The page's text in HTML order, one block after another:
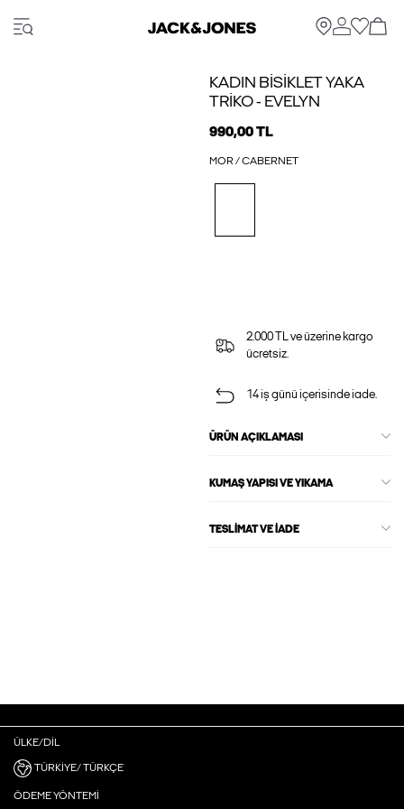
KADIN BISIKLET YAKA
TRIKO - EVELYN
990,00 TL
MOR / CABERNET
2.000 TL ve üzerine kargo
ücretsiz.
14 iş günü içerisinde iade.
ÜRÜN AÇIKLAMASI
KUMAŞ YAPISI VE YIKAMA
TESLIMAT VE İADE
ÜLKE/DIL
TÜRKIYE/ TÜRKÇE
ÖDEME YÖNTEMI